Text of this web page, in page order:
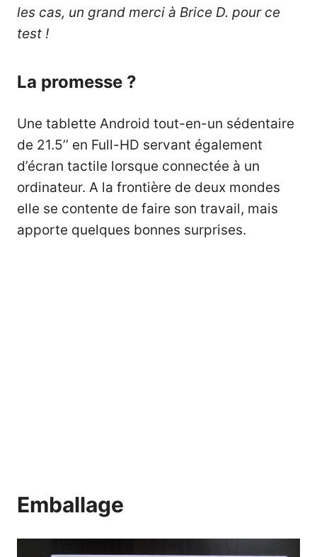
les cas, un grand merci à Brice D. pour ce
test !
La promesse ?
Une tablette Android tout-en-un sédentaire
de 21.5’’ en Full-HD servant également
d’écran tactile lorsque connectée à un
ordinateur. A la frontière de deux mondes
elle se contente de faire son travail, mais
apporte quelques bonnes surprises.
Emballage